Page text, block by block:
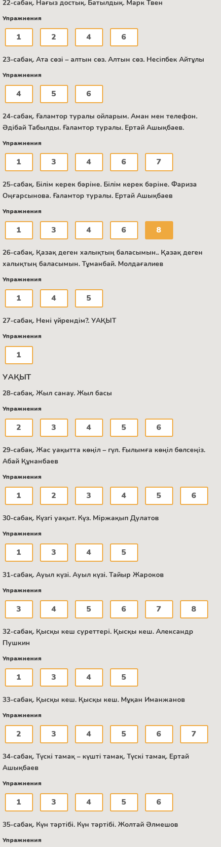
22-сабақ. Нағыз достық. Батылдық. Марк Твен
Упражнения
1 2 4 6
23-сабақ. Ата сөзі – алтын сөз. Алтын сөз. Несіпбек Айтұлы
Упражнения
4 5 6
24-сабақ. Ғаламтор туралы ойларым. Аман мен телефон.
Әдібай Табылды. Ғаламтор туралы. Ертай Ашықбаев.
Упражнения
1 3 4 6 7
25-сабақ. Білім керек бәріне. Білім керек бәріне. Фариза
Оңғарсынова. Ғаламтор туралы. Ертай Ашықбаев
Упражнения
1 3 4 6 8
26-сабақ. Қазақ деген халықтың баласымын.. Қазақ деген
халықтың баласымын. Тұманбай. Молдағалиев
Упражнения
1 4 5
27-сабақ. Нені үйрендім?. УАҚЫТ
Упражнения
1
УАҚЫТ
28-сабақ. Жыл санау. Жыл басы
Упражнения
2 3 4 5 6
29-сабақ. Жас уақытта көңіл – гүл. Ғылымға көңіл бөлсеңіз.
Абай Құнанбаев
Упражнения
1 2 3 4 5 6
30-сабақ. Күзгі уақыт. Күз. Міржақып Дулатов
Упражнения
1 3 4 5
31-сабақ. Ауыл күзі. Ауыл күзі. Тайыр Жароков
Упражнения
3 4 5 6 7 8
32-сабақ. Қысқы кеш суреттері. Қысқы кеш. Александр
Пушкин
Упражнения
1 3 4 5
33-сабақ. Қысқы кеш. Қысқы кеш. Мұқан Иманжанов
Упражнения
2 3 4 5 6 7
34-сабақ. Түскі тамақ – күшті тамақ. Түскі тамақ. Ертай
Ашықбаев
Упражнения
1 3 4 5 6
35-сабақ. Күн тәртібі. Күн тәртібі. Жолтай Әлмешов
Упражнения